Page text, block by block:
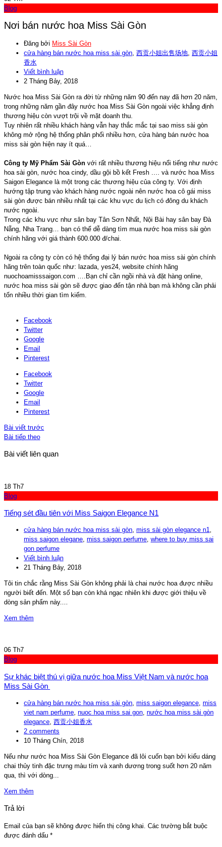
Blog
Nơi bán nước hoa Miss Sài Gòn
Đăng bởi Miss Sài Gòn
cửa hàng bán nước hoa miss sài gòn 西贡小姐出售场地 西贡小姐
香水
Viết bình luận
2 Tháng Bảy, 2018
​Nước hoa Miss Sài Gòn ra đời từ những năm 90 đến nay đã hơn 20 năm,
trong những năm gần đây nước hoa Miss Sài Gòn ngoài việc khẳng định
thương hiệu còn vượt trội về mặt doanh thu.
Tuy nhiên rất nhiều khách hàng vẫn hay thắc mắc tại sao miss sài gòn
không mở rộng hệ thống phân phối nhiều hơn, cửa hàng bán nước hoa
miss sài gòn hiện nay ít quá…
Công ty Mỹ Phẩm Sài Gòn với rất nhiều thương hiệu nổi tiếng như nước
hoa sài gòn, nước hoa cindy, dầu gội bồ kết Fresh …. và nước hoa Miss
Saigon Elegance là một trong các thương hiệu của công ty. Với định
hướng tập trung vào khách hàng nước ngoài nên nước hoa cô gái miss
sài gòn được bán nhiều nhất tại các khu vực du lịch có đông du khách
nước ngoài.
Trong các khu vực như sân bay Tân Sơn Nhất, Nội Bài hay sân bay Đà
Nẵng, Nha Trang… bạn có thể dễ dàng tìm mua nước hoa miss sài gòn
chính hãng với giá thành 600.000 đ/chai.
Ngoài ra công ty còn có hệ thống đại lý bán nước hoa miss sài gòn chính
hãng trên toàn quốc như: lazada, yes24, website chính hãng
nuochoamisssaigon.com ….Bạn chỉ cần ngồi nhà và đặt hàng online,
nước hoa miss sài gòn sẽ được giao đến tận nhà bạn mà không cần phải
tốn nhiều thời gian tìm kiếm.
Facebook
Twitter
Google
Email
Pinterest
Facebook
Twitter
Google
Email
Pinterest
Bài viết trước
Bài tiếp theo
Bài viết liên quan
18 Th7
Blog
Tiếng sét đầu tiên với Miss Saigon Elegance N1
cửa hàng bán nước hoa miss sài gòn, miss sài gòn elegance n1,
miss saigon elegane, miss saigon perfume, where to buy miss sai
gon perfume
Viết bình luận
21 Tháng Bảy, 2018
Tôi tin chắc rằng Miss Sài Gòn không phải là chai nước hoa được nhiều
người biết đến. Một số bạn còn khá ngạc nhiên khi được giới thiệu về
dòng sản phẩm này....
Xem thêm
06 Th7
Blog
Sự khác biệt thú vị giữa nước hoa Miss Việt Nam và nước hoa
Miss Sài Gòn
cửa hàng bán nước hoa miss sài gòn miss saigon elegance miss
viet nam perfume nuoc hoa miss sai gon nước hoa miss sài gòn
elegance 西贡小姐香水
2 comments
10 Tháng Chín, 2018
Nếu như nước hoa Miss Sài Gòn Elegance đã lôi cuốn bạn bởi kiểu dáng
chai thủy tinh đặc trưng màu tím và xanh dương trong suốt hơn 20 năm
qua, thì với dòng...
Xem thêm
Trả lời
Email của bạn sẽ không được hiển thị công khai. Các trường bắt buộc
được đánh dấu *